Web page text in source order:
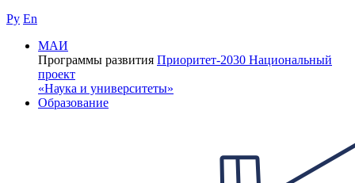
Ру En
МАИ
Программы развития Приоритет-2030 Национальный
проект
«Наука и университеты»
Образование